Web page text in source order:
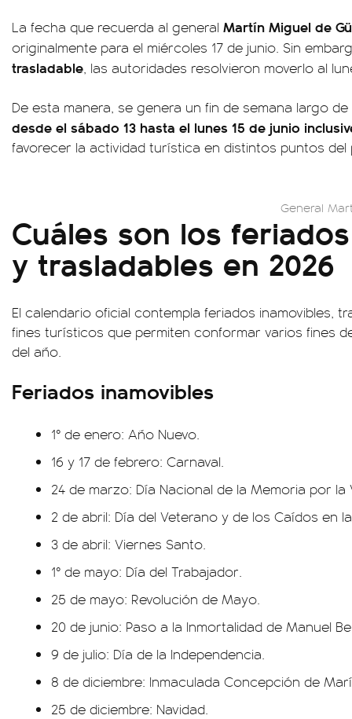
La fecha que recuerda al general Martín Miguel de
originalmente para el miércoles 17 de junio. Sin
trasladable, las autoridades resolvieron moverlo al
De esta manera, se genera un fin de semana largo
desde el sábado 13 hasta el lunes 15 de junio
favorecer la actividad turística en distintos puntos del
General
Cuáles son los
y trasladables en 2026
El calendario oficial contempla feriados inamovibles,
fines turísticos que permiten conformar varios fines
del año.
Feriados inamovibles
1° de enero: Año Nuevo.
16 y 17 de febrero: Carnaval.
24 de marzo: Día Nacional de la Memoria por la
2 de abril: Día del Veterano y de los Caídos en
3 de abril: Viernes Santo.
1° de mayo: Día del Trabajador.
25 de mayo: Revolución de Mayo.
20 de junio: Paso a la Inmortalidad de Manuel
9 de julio: Día de la Independencia.
8 de diciembre: Inmaculada Concepción de
25 de diciembre: Navidad.